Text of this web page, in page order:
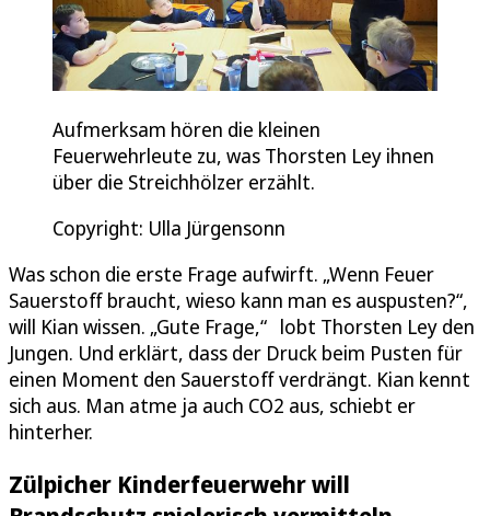
Aufmerksam hören die kleinen
Feuerwehrleute zu, was Thorsten Ley ihnen
über die Streichhölzer erzählt.
Copyright: Ulla Jürgensonn
Was schon die erste Frage aufwirft. „Wenn Feuer
Sauerstoff braucht, wieso kann man es auspusten?“,
will Kian wissen. „Gute Frage,“ lobt Thorsten Ley den
Jungen. Und erklärt, dass der Druck beim Pusten für
einen Moment den Sauerstoff verdrängt. Kian kennt
sich aus. Man atme ja auch CO2 aus, schiebt er
hinterher.
Zülpicher Kinderfeuerwehr will